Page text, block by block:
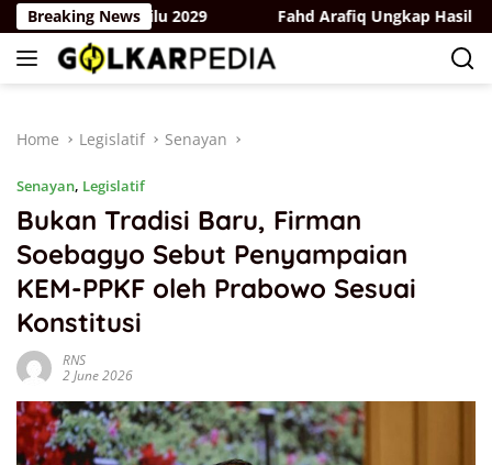
Skip
to
content
Breaking News
Pemilu 2029 Fahd Arafiq Ungkap Hasil Audit
Home Legislatif Senayan
Senayan, Legislatif
Bukan Tradisi Baru, Firman
Soebagyo Sebut Penyampaian
KEM-PPKF oleh Prabowo Sesuai
Konstitusi
RNS
2 June 2026